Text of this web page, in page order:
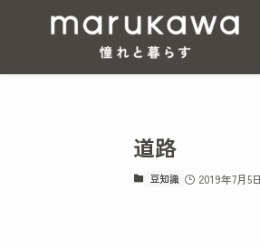
道路
豆知識 2019年7月5日